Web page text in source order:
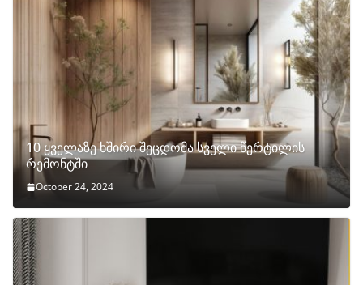
10 ყველაზე ხშირი შეცდომა სველი წერტილის
რემონტში
October 24, 2024